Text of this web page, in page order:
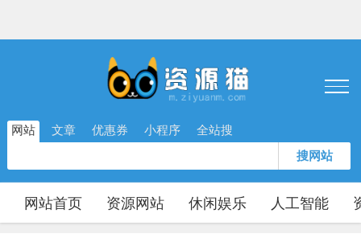
网站 文章 优惠券 小程序 全站搜
搜网站
网站首页 资源网站 休闲娱乐 人工智能